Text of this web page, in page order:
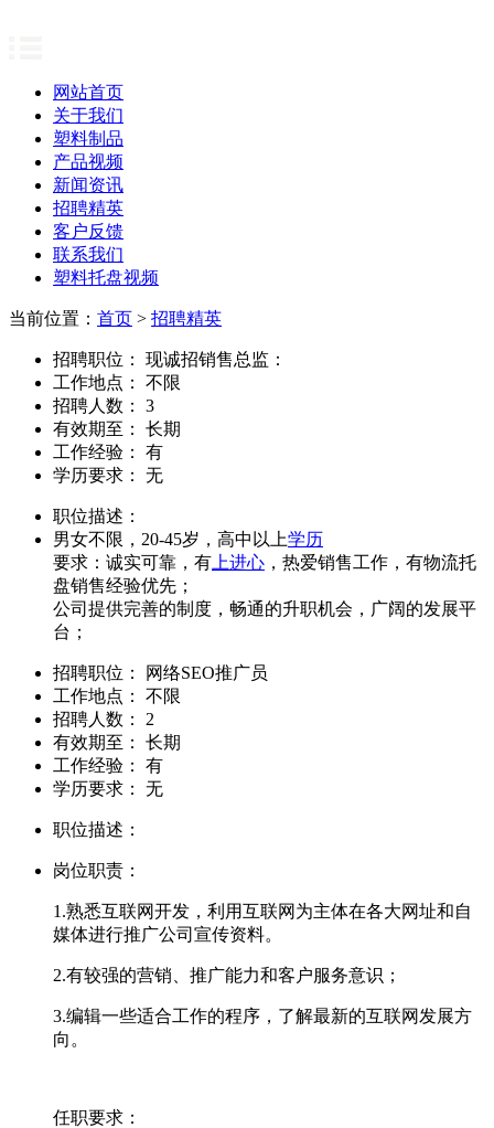
网站首页
关于我们
塑料制品
产品视频
新闻资讯
招聘精英
客户反馈
联系我们
塑料托盘视频
当前位置： 首页 > 招聘精英
招聘职位：
现诚招销售总监：
工作地点：
不限
招聘人数：
3
有效期至：
长期
工作经验：
有
学历要求：
无
职位描述：
男女不限，20-45岁，高中以上学历
要求：诚实可靠，有 上进心 ，热爱销售工作，有物流托
盘销售经验优先；
公司提供完善的制度，畅通的升职机会，广阔的发展平
台；
招聘职位：
网络SEO推广员
工作地点：
不限
招聘人数：
2
有效期至：
长期
工作经验：
有
学历要求：
无
职位描述：
岗位职责：
1.熟悉互联网开发，利用互联网为主体在各大网址和自
媒体进行推广公司宣传资料。
2.有较强的营销、推广能力和客户服务意识；
3.编辑一些适合工作的程序，了解最新的互联网发展方
向。
任职要求：